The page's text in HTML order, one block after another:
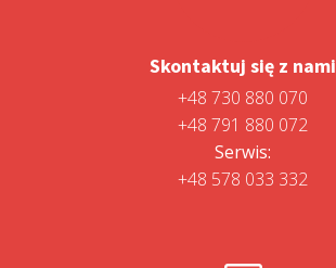
Skontaktuj się z nami
+48 730 880 070
+48 791 880 072
Serwis:
+48 578 033 332